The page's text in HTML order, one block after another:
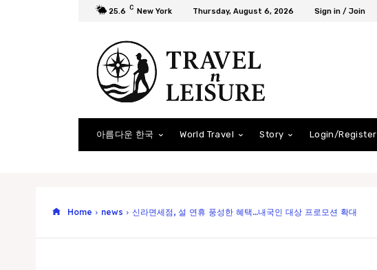
25.6 C New York Thursday, August 6, 2026 Sign in / Join
아름다운 한국 World Travel Story Login/Register
Home news 신라면세점, 설 연휴 풍성한 혜택…내국인 대상 프로모션 확대